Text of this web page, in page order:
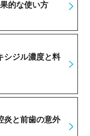
的な使い方
シジル濃度と料
炎と前歯の意外